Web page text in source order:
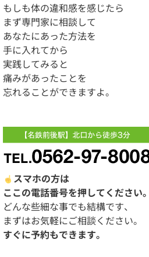
もしも体の違和感を感じたら
まず専門家に相談して
あなたにあった方法を
手に入れてから
実践してみると
痛みがあったことを
忘れることができますよ。
スマホの方は
ここの電話番号を押してください
どんな些細な事でも結構です、
まずはお気軽にご相談ください。
すぐに予約もできます。